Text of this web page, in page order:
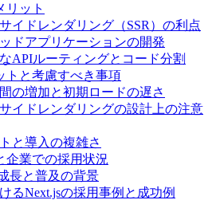
リット
イドレンダリング（SSR）の利点
ドアプリケーションの開発
APIルーティングとコード分割
トと考慮すべき事項
の増加と初期ロードの遅さ
イドレンダリングの設計上の注意
と導入の複雑さ
企業での採用状況
長と普及の背景
るNext.jsの採用事例と成功例